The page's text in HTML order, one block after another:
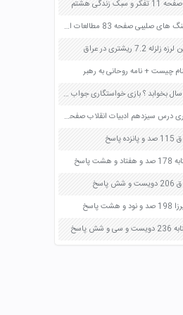
هشتم
تحقیق در مورد دستاورد جنگ های صلیبی صفحه 83 مطالعات اجتماعی هشتم
ریشتری در عراق
چیست + نامه روحانی به رهبر
جانداری که قادر است سه سال بخوابد ؟ بازی خواستگاری جواب پاسخ
جواب فعالیت های نوشتاری درس سیزدهم ادبیات انقلاب صفحه 98 فارسی هشتم